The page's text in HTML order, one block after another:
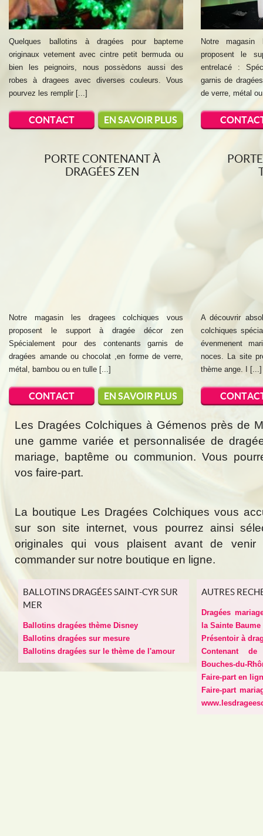
Quelques ballotins à dragées pour bapteme
originaux vetement avec cintre petit bermuda ou
bien les peignoirs, nous possèdons aussi des
robes à dragees avec diverses couleurs. Vous
pourvez les remplir [...]
CONTACT EN SAVOIR PLUS
Notre magasin
proposent le
entrelacé :
garnis de
de verre, métal
PORTE CONTENANT À
DRAGÉES ZEN
Notre magasin les dragees colchiques vous
proposent le support à dragée décor zen
Spécialement pour des contenants garnis de
dragées amande ou chocolat ,en forme de verre,
métal, bambou ou en tulle [...]
CONTACT EN SAVOIR PLUS
A découvrir
colchiques
évenmenent
noces. La site
thème ange. I [...]
Les Dragées Colchiques à Gémenos près de
une gamme variée et personnalisée de
mariage, baptême ou communion. Vous
vos faire-part.
La boutique Les Dragées Colchiques vous
sur son site internet, vous pourrez ainsi
originales qui vous plaisent avant de
commander sur notre boutique en ligne.
BALLOTINS DRAGÉES SAINT-CYR SUR
MER
Ballotins dragées thème Disney
Ballotins dragées sur mesure
Ballotins dragées sur le thème de l'amour
AUTRES
Dragées
la Sainte Baume
Présentoir à
Contenant
Bouches-du-
Faire-part en
Faire-part